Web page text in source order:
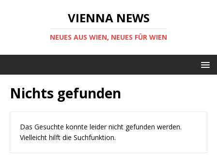
VIENNA NEWS
NEUES AUS WIEN, NEUES FÜR WIEN
Nichts gefunden
Das Gesuchte konnte leider nicht gefunden werden.
Vielleicht hilft die Suchfunktion.